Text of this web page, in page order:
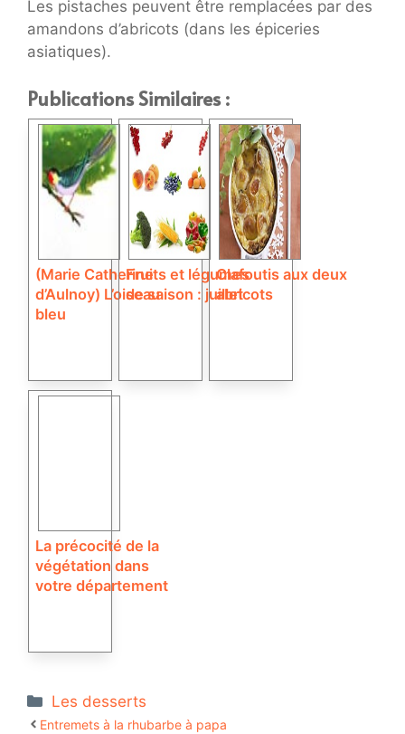
Les pistaches peuvent être remplacées par des
amandons d’abricots (dans les épiceries
asiatiques).
Publications Similaires :
(Marie Catherine
d’Aulnoy) L’oiseau
bleu
Fruits et légumes
de saison : juillet
Clafoutis aux deux
abricots
La précocité de la
végétation dans
votre département
Catégories
Les desserts
Entremets à la rhubarbe à papa